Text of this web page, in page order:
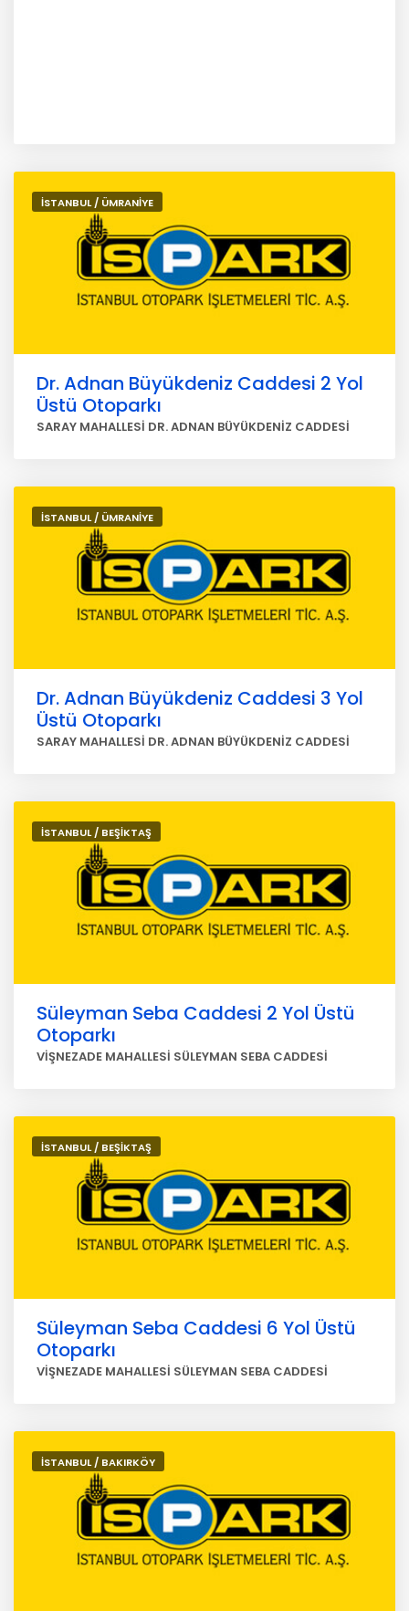
İSTANBUL / ÜMRANİYE
Dr. Adnan Büyükdeniz Caddesi 2 Yol
Üstü Otoparkı
SARAY MAHALLESİ DR. ADNAN BÜYÜKDENİZ CADDESİ
İSTANBUL / ÜMRANİYE
Dr. Adnan Büyükdeniz Caddesi 3 Yol
Üstü Otoparkı
SARAY MAHALLESİ DR. ADNAN BÜYÜKDENİZ CADDESİ
İSTANBUL / BEŞİKTAŞ
Süleyman Seba Caddesi 2 Yol Üstü
Otoparkı
VİŞNEZADE MAHALLESİ SÜLEYMAN SEBA CADDESİ
İSTANBUL / BEŞİKTAŞ
Süleyman Seba Caddesi 6 Yol Üstü
Otoparkı
VİŞNEZADE MAHALLESİ SÜLEYMAN SEBA CADDESİ
İSTANBUL / BAKIRKÖY